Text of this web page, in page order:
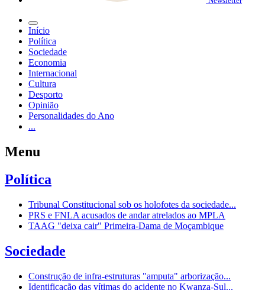
Início
Política
Sociedade
Economia
Internacional
Cultura
Desporto
Opinião
Personalidades do Ano
...
Menu
Política
Tribunal Constitucional sob os holofotes da sociedade...
PRS e FNLA acusados de andar atrelados ao MPLA
TAAG "deixa cair" Primeira-Dama de Moçambique
Sociedade
Construção de infra-estruturas "amputa" arborização...
Identificação das vítimas do acidente no Kwanza-Sul...